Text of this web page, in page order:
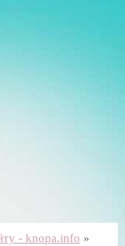
- knopa.info »